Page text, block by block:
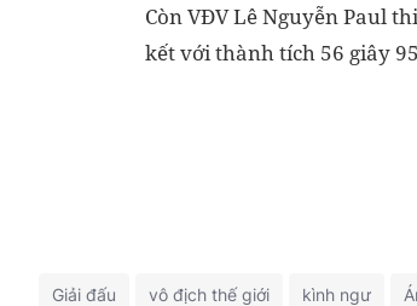
Còn VĐVLê Nguyễn Paul
kết với thành tích 56 giây
Giải đấu vô địch thế giới kình ngư